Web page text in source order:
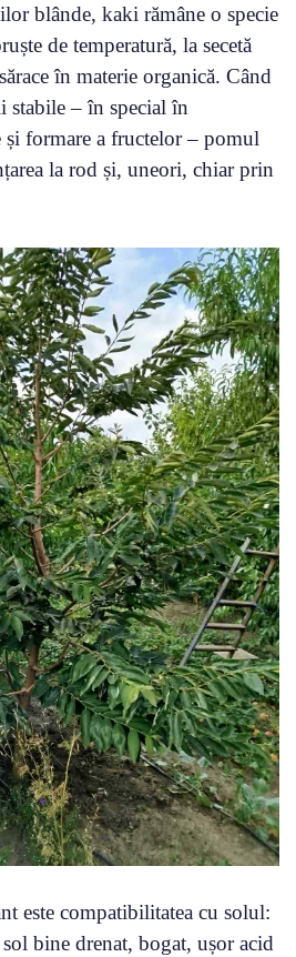
blânde, kaki rămâne o specie
de temperatură, la secetă
în materie organică. Când
stabile – în special în
formare a fructelor – pomul
la rod și, uneori, chiar prin
este compatibilitatea cu solul:
bine drenat, bogat, ușor acid